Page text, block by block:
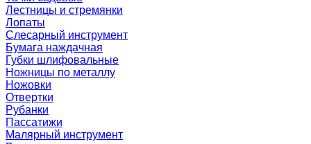
Лестницы и стремянки
Лопаты
Слесарный инструмент
Бумага наждачная
Губки шлифовальные
Ножницы по металлу
Ножовки
Отвертки
Рубанки
Пассатижи
Малярный инструмент